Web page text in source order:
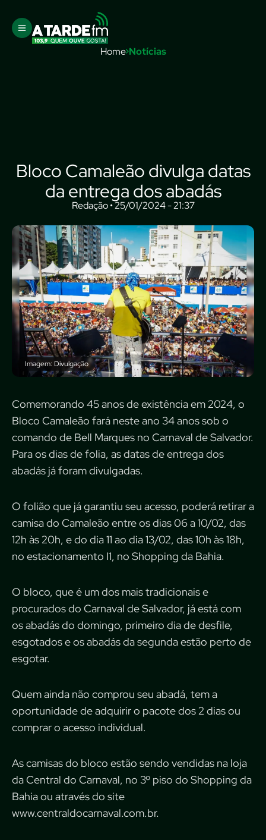
Home Notícias
Bloco Camaleão divulga datas
da entrega dos abadás
Redação • 25/01/2024 - 21:37
Imagem: Divulgação
Comemorando 45 anos de existência em 2024, o
Bloco Camaleão fará neste ano 34 anos sob o
comando de Bell Marques no Carnaval de Salvador.
Para os dias de folia, as datas de entrega dos
abadás já foram divulgadas.
O folião que já garantiu seu acesso, poderá retirar a
camisa do Camaleão entre os dias 06 a 10/02, das
12h às 20h, e do dia 11 ao dia 13/02, das 10h às 18h,
no estacionamento I1, no Shopping da Bahia.
O bloco, que é um dos mais tradicionais e
procurados do Carnaval de Salvador, já está com
os abadás do domingo, primeiro dia de desfile,
esgotados e os abadás da segunda estão perto de
esgotar.
Quem ainda não comprou seu abadá, tem a
oportunidade de adquirir o pacote dos 2 dias ou
comprar o acesso individual.
As camisas do bloco estão sendo vendidas na loja
da Central do Carnaval, no 3º piso do Shopping da
Bahia ou através do site
www.centraldocarnaval.com.br.